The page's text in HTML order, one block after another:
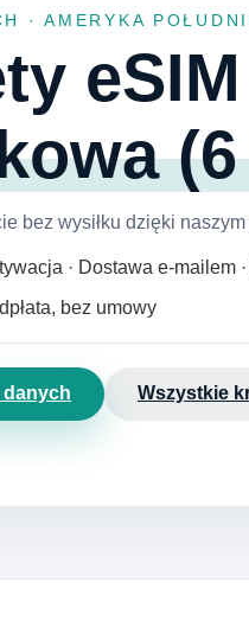
· AMERYKA
bez wysiłku dzięki
· Dostawa e‑mailem
bez umowy
danych Wszystkie